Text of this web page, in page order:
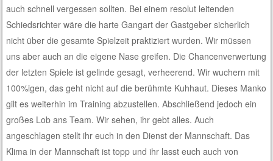
auch schnell vergessen sollten. Bei einem resolut leitenden
Schiedsrichter wäre die harte Gangart der Gastgeber sicherlich
nicht über die gesamte Spielzeit praktiziert wurden. Wir müssen
uns aber auch an die eigene Nase greifen. Die Chancenverwertung
der letzten Spiele ist gelinde gesagt, verheerend. Wir wuchern mit
100%igen, das geht nicht auf die berühmte Kuhhaut. Dieses Manko
gilt es weiterhin im Training abzustellen. Abschließend jedoch ein
großes Lob ans Team. Wir sehen, ihr gebt alles. Auch
angeschlagen stellt ihr euch in den Dienst der Mannschaft. Das
Klima in der Mannschaft ist topp und ihr lasst euch auch von